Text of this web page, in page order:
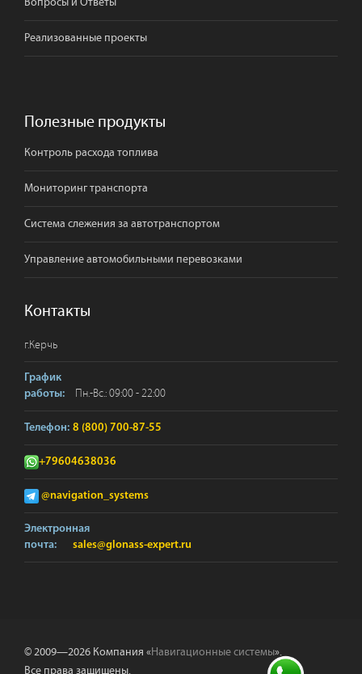
Реализованные проекты
Полезные продукты
Контроль расхода топлива
Мониторинг транспорта
Система слежения за автотранспортом
Управление автомобильными перевозками
Контакты
г.Керчь
График
работы:
Пн.-Вс.: 09:00 - 22:00
Телефон: 8 (800) 700-87-55
+79604638036
@navigation_systems
Электронная
почта:
sales@glonass-expert.ru
© 2009—2026 Компания «Навигационные системы».
Все права защищены.